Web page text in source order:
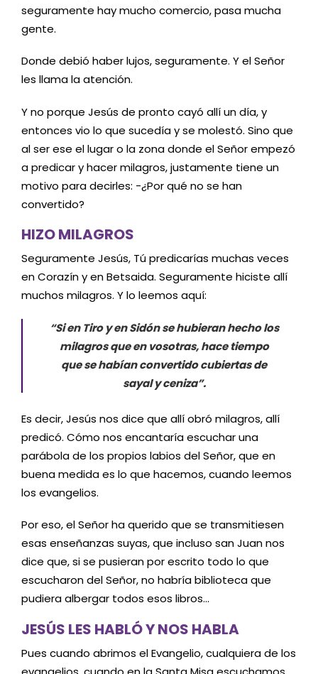
seguramente hay mucho comercio, pasa mucha
gente.
Donde debió haber lujos, seguramente. Y el Señor
les llama la atención.
Y no porque Jesús de pronto cayó allí un día, y
entonces vio lo que sucedía y se molestó. Sino que
al ser ese el lugar o la zona donde el Señor empezó
a predicar y hacer milagros, justamente tiene un
motivo para decirles: -¿Por qué no se han
convertido?
HIZO MILAGROS
Seguramente Jesús, Tú predicarías muchas veces
en Corazín y en Betsaida. Seguramente hiciste allí
muchos milagros. Y lo leemos aquí:
“Si en Tiro y en Sidón se hubieran hecho los
milagros que en vosotras, hace tiempo
que se habían convertido cubiertas de
sayal y ceniza”.
Es decir, Jesús nos dice que allí obró milagros, allí
predicó. Cómo nos encantaría escuchar una
parábola de los propios labios del Señor, que en
buena medida es lo que hacemos, cuando leemos
los evangelios.
Por eso, el Señor ha querido que se transmitiesen
esas enseñanzas suyas, que incluso san Juan nos
dice que, si se pusieran por escrito todo lo que
escucharon del Señor, no habría biblioteca que
pudiera albergar todos esos libros…
JESÚS LES HABLÓ Y NOS HABLA
Pues cuando abrimos el Evangelio, cualquiera de los